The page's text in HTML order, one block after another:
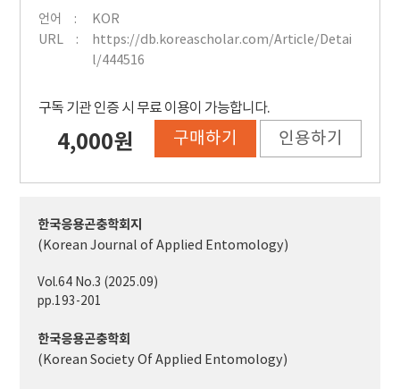
언어
KOR
URL
https://db.koreascholar.com/Article/Detai
l/444516
구독 기관 인증 시 무료 이용이 가능합니다.
4,000원 구매하기 인용하기
한국응용곤충학회지
(Korean Journal of Applied Entomology)
Vol.64 No.3 (2025.09)
pp.193-201
한국응용곤충학회
(Korean Society Of Applied Entomology)